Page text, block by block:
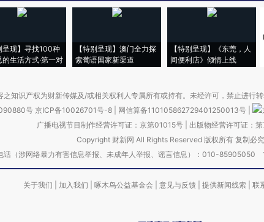
呈现】寻找100种
的生活方式·第一对
【特别呈现】澳门全力探
索葡语国家新渠道
【特别呈现】《东莞，人
间便利店》倾情上线
之知识产权为财新传媒及/或相关权利人专属所有或持有。未经许可，禁止进行
号 京ICP备10026701号-8 网信算备110105862729401250013号
广播电视节目制作经营许可证：京第01015号| 出版物经营许可证：
Copyright 财新网 All Rights Reserved 版权所有 复制必究
话（涉网络暴力有害信息举报、未成年人举报、谣言信息）：010-
关于我们 加入我们 啄木鸟公益基金会 意见与反馈 提供新闻线索 联